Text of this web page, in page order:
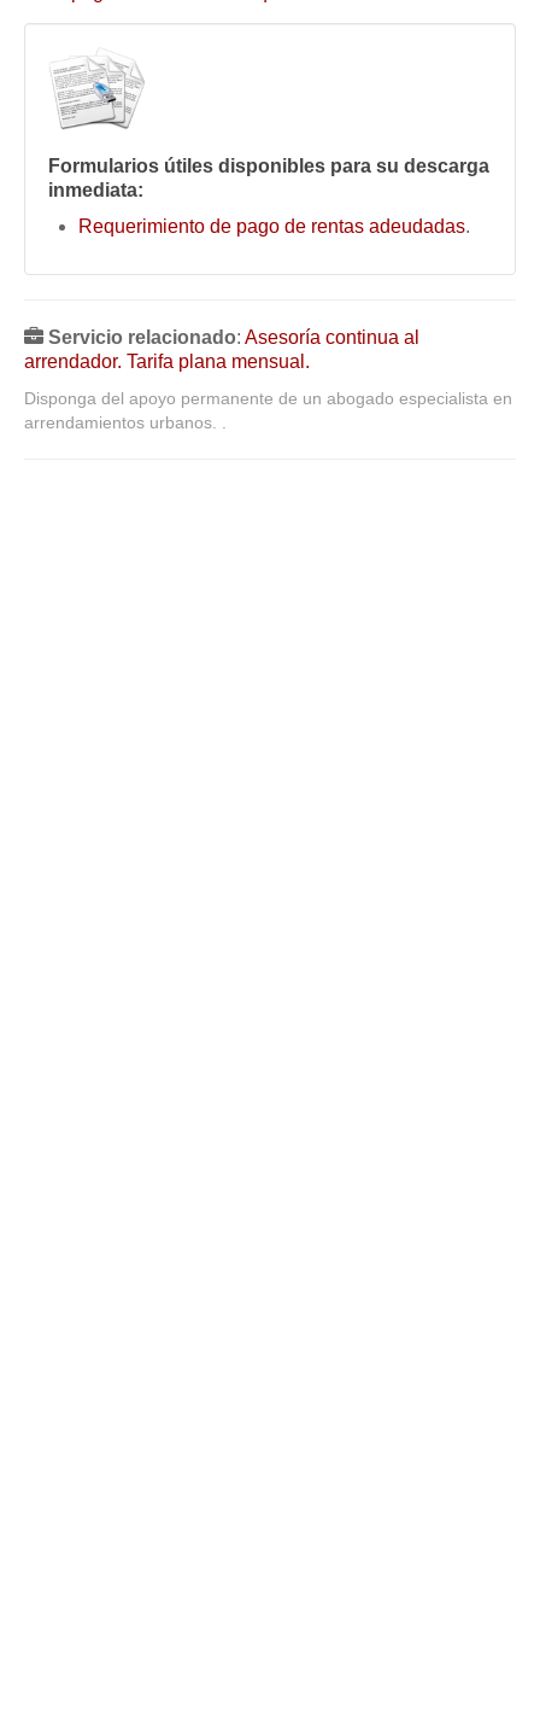
Usuario
Entrar / Salir
Mis boletines
Formularios útiles disponibles para su descarga
inmediata:
Requerimiento de pago de rentas adeudadas.
Servicio relacionado: Asesoría continua al
arrendador. Tarifa plana mensual.
Disponga del apoyo permanente de un abogado especialista en
arrendamientos urbanos. .